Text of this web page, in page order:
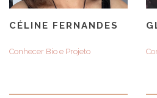
CÉLINE FERNANDES
Conhecer Bio e Projeto